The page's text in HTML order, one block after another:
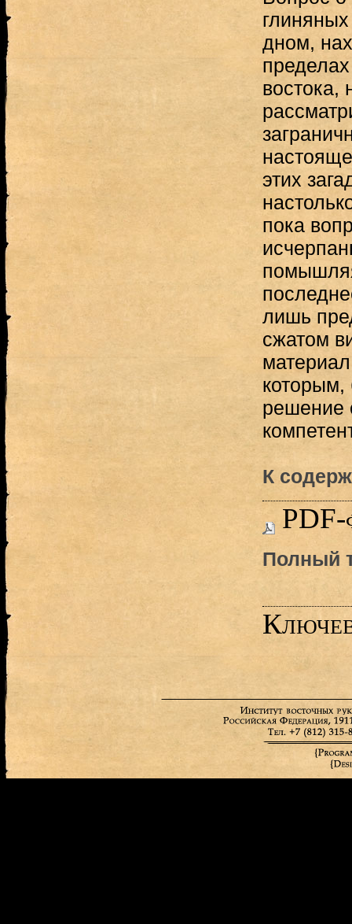
дном,
востока,
этих
пока
лишь
сжатом
которым,
решение
К
PDF-
Полный